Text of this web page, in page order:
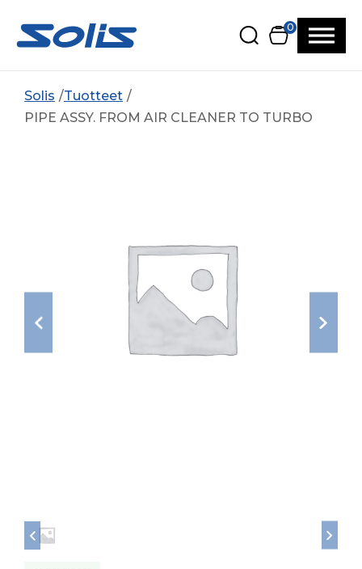
0
Solis
Tuotteet
PIPE ASSY. FROM AIR CLEANER TO TURBO